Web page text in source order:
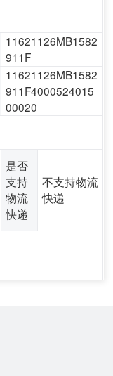
11621126MB1582
911F
11621126MB1582
911F4000524015
00020
是否
支持
物流
快递
不支持物流
快递